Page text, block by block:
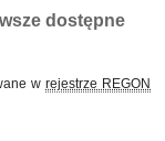
dostępne
wrejestrze REGON